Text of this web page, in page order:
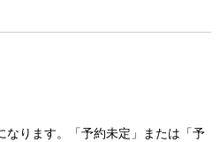
ります。「予約未定」または「予